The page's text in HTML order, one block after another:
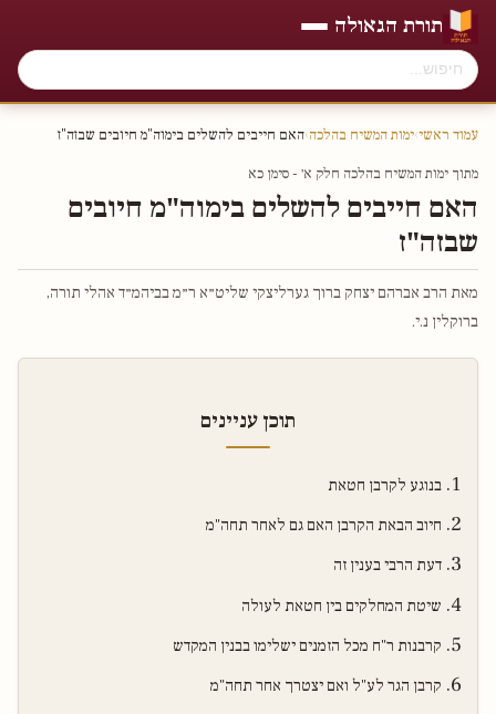
תורת הגאולה
עמוד ראשי›ימות המשיח בהלכה›האם חייבים להשלים בימוה"מ חיובים שבזה"ז
מתוך ימות המשיח בהלכה חלק א׳ - סימן כא
האם חייבים להשלים בימוה"מ חיובים
שבזה"ז
מאת הרב אברהם יצחק ברוך גערליצקי שליט״א ר״מ בביהמ״ד אהלי תורה,
ברוקלין נ.י.
תוכן עניינים
בנוגע לקרבן חטאת
חיוב הבאת הקרבן האם גם לאחר תחה"מ
דעת הרבי בענין זה
שיטת המחלקים בין חטאת לעולה
קרבנות ר"ח מכל הזמנים ישלימו בבנין המקדש
קרבן הגר לע"ל ואם יצטרך אחר תחה"מ